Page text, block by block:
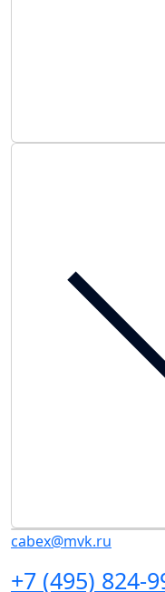
cabex@mvk.ru
+7 (495) 824-